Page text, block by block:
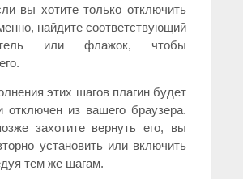
вы хотите только отключить
найдите соответствующий
или флажок, чтобы
этих шагов плагин будет
отключен из вашего браузера.
захотите вернуть его, вы
установить или включить
тем же шагам.